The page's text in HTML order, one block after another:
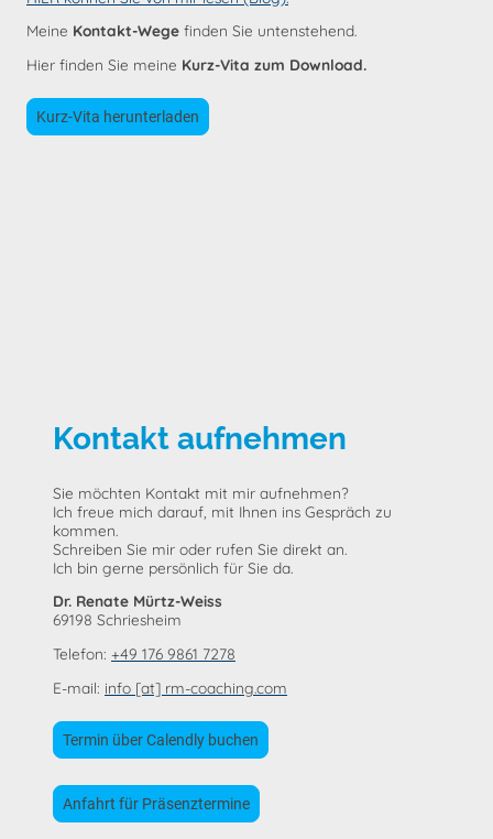
Meine Kontakt-Wege finden Sie untenstehend.
Hier finden Sie meine Kurz-Vita zum Download.
Kurz-Vita herunterladen
Kontakt aufnehmen
Sie möchten Kontakt mit mir aufnehmen?
Ich freue mich darauf, mit Ihnen ins Gespräch zu
kommen.
Schreiben Sie mir oder rufen Sie direkt an.
Ich bin gerne persönlich für Sie da.
Dr. Renate Mürtz-Weiss
69198 Schriesheim
Telefon: +49 176 9861 7278
E-mail: info [at] rm-coaching.com
Termin über Calendly buchen
Anfahrt für Präsenztermine